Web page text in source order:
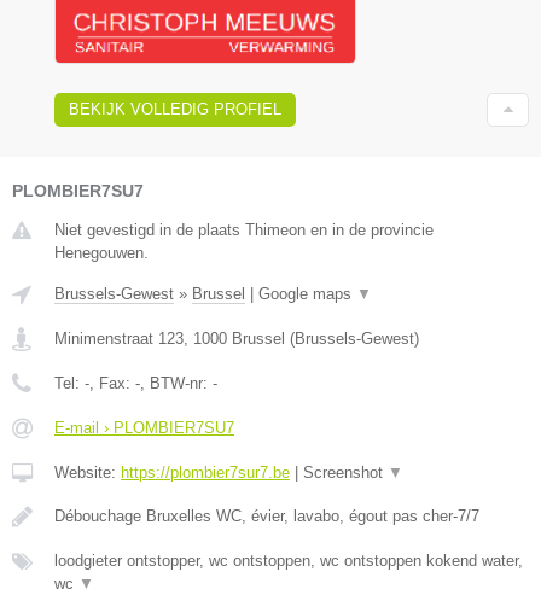
BEKIJK VOLLEDIG PROFIEL
PLOMBIER7SU7
Niet gevestigd in de plaats Thimeon en in de provincie
Henegouwen.
Brussels-Gewest » Brussel Google maps ▼
Minimenstraat 123, 1000 Brussel (Brussels-Gewest)
Tel: -, Fax: -, BTW-nr: -
E-mail › PLOMBIER7SU7
Website: https://plombier7sur7.be Screenshot ▼
Débouchage Bruxelles WC, évier, lavabo, égout pas cher-7/7
loodgieter ontstopper, wc ontstoppen, wc ontstoppen kokend water,
wc ▼